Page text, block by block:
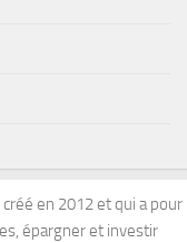
en 2012 et qui a pour
épargner et investir